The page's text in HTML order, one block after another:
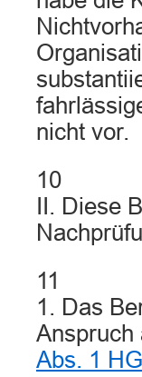
nicht vor.
10
II. Diese
11
1. Das
Anspruch
Abs. 1